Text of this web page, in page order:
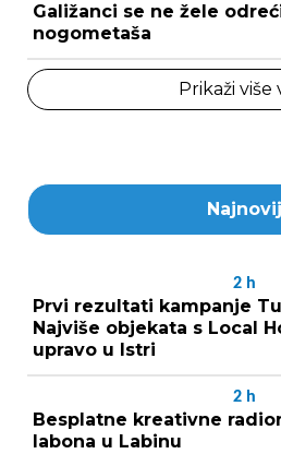
Galižanci se ne žele
nogometaša
Prikaži više
2 h
Prvi rezultati kampanje
Najviše objekata s Local
upravo u Istri
2 h
Besplatne kreativne
labona u Labinu